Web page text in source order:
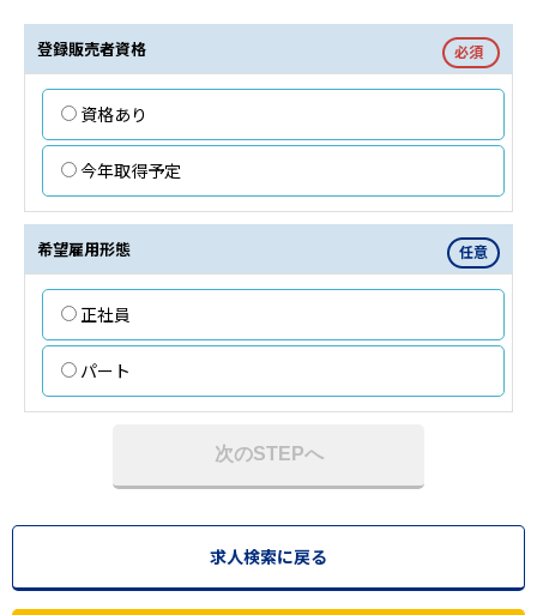
登録販売者資格 必須
資格あり
今年取得予定
希望雇用形態 任意
正社員
パート
次のSTEPへ
求人検索に戻る